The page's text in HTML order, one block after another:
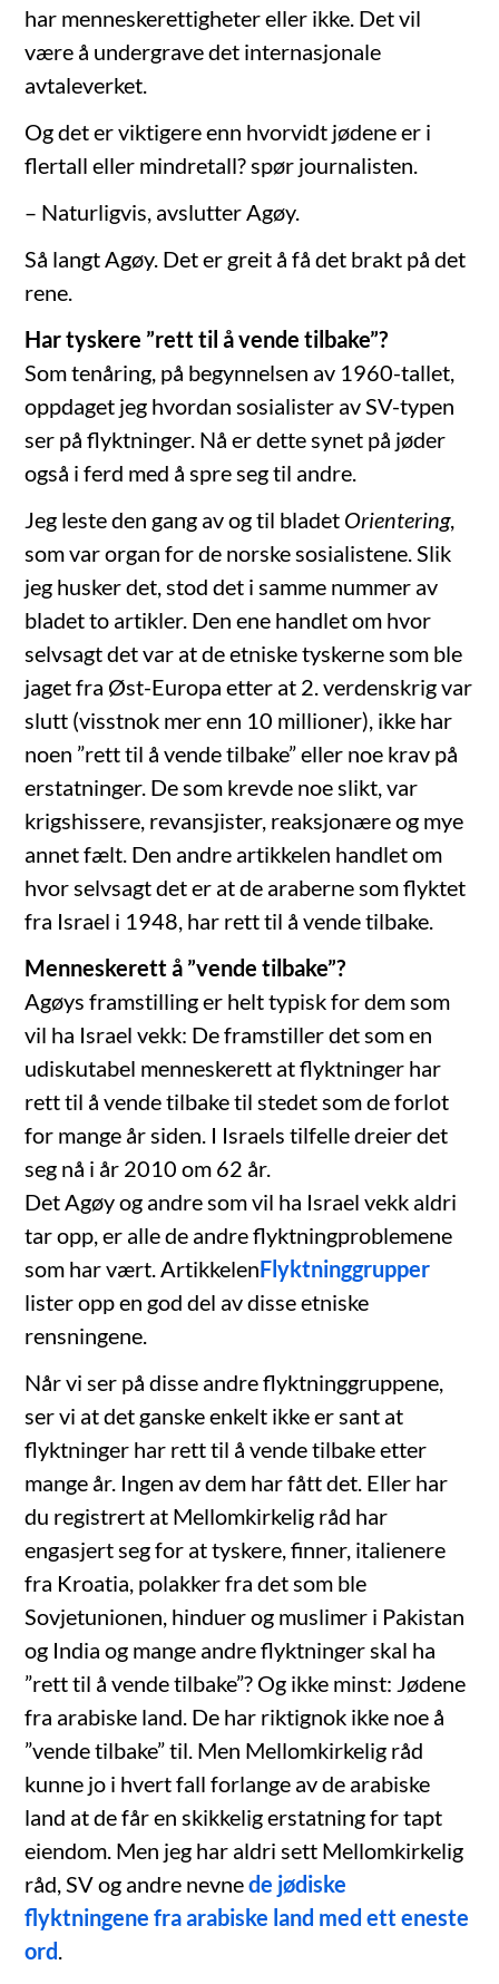
har menneskerettigheter eller ikke. Det vil
være å undergrave det internasjonale
avtaleverket.
Og det er viktigere enn hvorvidt jødene er i
flertall eller mindretall? spør journalisten.
– Naturligvis, avslutter Agøy.
Så langt Agøy. Det er greit å få det brakt på det
rene.
Har tyskere ”rett til å vende tilbake”?
Som tenåring, på begynnelsen av 1960-tallet,
oppdaget jeg hvordan sosialister av SV-typen
ser på flyktninger. Nå er dette synet på jøder
også i ferd med å spre seg til andre.
Jeg leste den gang av og til bladet Orientering,
som var organ for de norske sosialistene. Slik
jeg husker det, stod det i samme nummer av
bladet to artikler. Den ene handlet om hvor
selvsagt det var at de etniske tyskerne som ble
jaget fra Øst-Europa etter at 2. verdenskrig var
slutt (visstnok mer enn 10 millioner), ikke har
noen ”rett til å vende tilbake” eller noe krav på
erstatninger. De som krevde noe slikt, var
krigshissere, revansjister, reaksjonære og mye
annet fælt. Den andre artikkelen handlet om
hvor selvsagt det er at de araberne som flyktet
fra Israel i 1948, har rett til å vende tilbake.
Menneskerett å ”vende tilbake”?
Agøys framstilling er helt typisk for dem som
vil ha Israel vekk: De framstiller det som en
udiskutabel menneskerett at flyktninger har
rett til å vende tilbake til stedet som de forlot
for mange år siden. I Israels tilfelle dreier det
seg nå i år 2010 om 62 år.
Det Agøy og andre som vil ha Israel vekk aldri
tar opp, er alle de andre flyktningproblemene
som har vært. ArtikkelenFlyktninggrupper
lister opp en god del av disse etniske
rensningene.
Når vi ser på disse andre flyktninggruppene,
ser vi at det ganske enkelt ikke er sant at
flyktninger har rett til å vende tilbake etter
mange år. Ingen av dem har fått det. Eller har
du registrert at Mellomkirkelig råd har
engasjert seg for at tyskere, finner, italienere
fra Kroatia, polakker fra det som ble
Sovjetunionen, hinduer og muslimer i Pakistan
og India og mange andre flyktninger skal ha
”rett til å vende tilbake”? Og ikke minst: Jødene
fra arabiske land. De har riktignok ikke noe å
”vende tilbake” til. Men Mellomkirkelig råd
kunne jo i hvert fall forlange av de arabiske
land at de får en skikkelig erstatning for tapt
eiendom. Men jeg har aldri sett Mellomkirkelig
råd, SV og andre nevnede jødiske
flyktningene fra arabiske land med ett eneste
ord.